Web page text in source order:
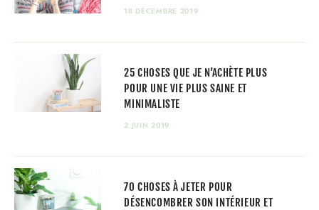
18 DÉCEMBRE 2019
25 CHOSES QUE JE N’ACHÈTE PLUS
POUR UNE VIE PLUS SAINE ET
MINIMALISTE
2 JUIN 2019
70 CHOSES À JETER POUR
DÉSENCOMBRER SON INTÉRIEUR ET